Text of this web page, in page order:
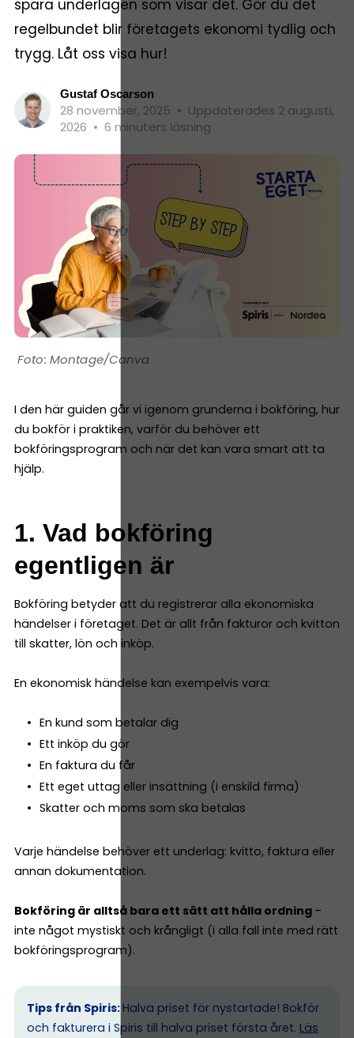
spara underlagen som visar det. Gör du det
regelbundet blir företagets ekonomi tydlig och
trygg. Låt oss visa hur!
Gustaf Oscarson
28 november, 2025 • Uppdaterades 2 augusti,
2026 • 6 minuters läsning
Montage/Canva
I den här guiden går vi igenom grunderna i bokföring, hur
du bokför i praktiken, varför du behöver ett
bokföringsprogram och när det kan vara smart att ta
hjälp.
1. Vad bokföring
egentligen är
Bokföring betyder att du registrerar alla ekonomiska
händelser i företaget. Det är allt från fakturor och kvitton
till skatter, lön och inköp.
En ekonomisk händelse kan exempelvis vara:
En kund som betalar dig
Ett inköp du gör
En faktura du får
Ett eget uttag eller insättning (i enskild firma)
Skatter och moms som ska betalas
Varje händelse behöver ett underlag: kvitto, faktura eller
annan dokumentation.
Bokföring är alltså bara ett sätt att hålla ordning –
inte något mystiskt och krångligt (i alla fall inte med rätt
bokföringsprogram).
Tips från Spiris: Halva priset för nystartade! Bokför
och fakturera i Spiris till halva priset första året. Läs